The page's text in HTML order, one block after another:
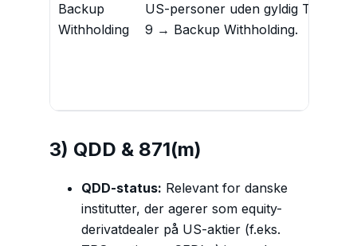
Backup
Withholding
US-personer uden gyldig TIN/W-
9 → Backup Withholding.
3) QDD & 871(m)
QDD-status: Relevant for danske
institutter, der agerer som equity-
derivatdealer på US-aktier (f.eks.